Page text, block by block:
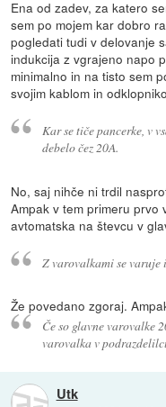
Ena od zadev, za katero
sem po mojem kar dobro
pogledati tudi v delovanje
indukcija z vgrajeno napo
minimalno in na tisto sem
svojim kablom in
Kar se tiče pancerke, v
debelo čez 20A.
No, saj nihče ni trdil
Ampak v tem primeru prvo
avtomatska na števcu v
Z varovalkami se
Že povedano zgoraj.
Če so glavne varovalke
varovalka v
Utk